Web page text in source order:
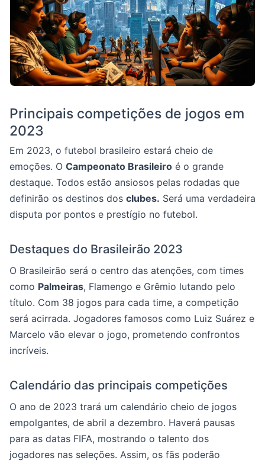
Principais competições de jogos em
2023
Em 2023, o futebol brasileiro estará cheio de
emoções. O Campeonato Brasileiro é o grande
destaque. Todos estão ansiosos pelas rodadas que
definirão os destinos dos clubes. Será uma verdadeira
disputa por pontos e prestígio no futebol.
Destaques do Brasileirão 2023
O Brasileirão será o centro das atenções, com times
como Palmeiras, Flamengo e Grêmio lutando pelo
título. Com 38 jogos para cada time, a competição
será acirrada. Jogadores famosos como Luiz Suárez e
Marcelo vão elevar o jogo, prometendo confrontos
incríveis.
Calendário das principais competições
O ano de 2023 trará um calendário cheio de jogos
empolgantes, de abril a dezembro. Haverá pausas
para as datas FIFA, mostrando o talento dos
jogadores nas seleções. Assim, os fãs poderão